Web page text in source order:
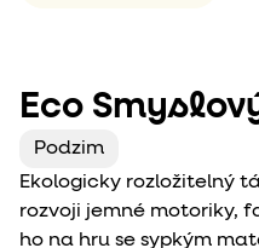
Eco
Podzim
Ekologicky rozložitelný
rozvoji jemné motoriky,
ho na hru se sypkým